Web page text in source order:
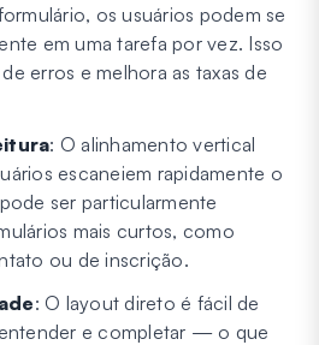
os usuários podem se
em uma tarefa por vez. Isso
erros e melhora as taxas de
: O alinhamento vertical
escaneiem rapidamente o
ser particularmente
mais curtos, como
ou de inscrição.
: O layout direto é fácil de
e completar — o que